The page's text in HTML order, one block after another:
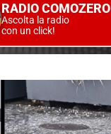
RADIO COMOZERO
Ascolta la radio
con un click!